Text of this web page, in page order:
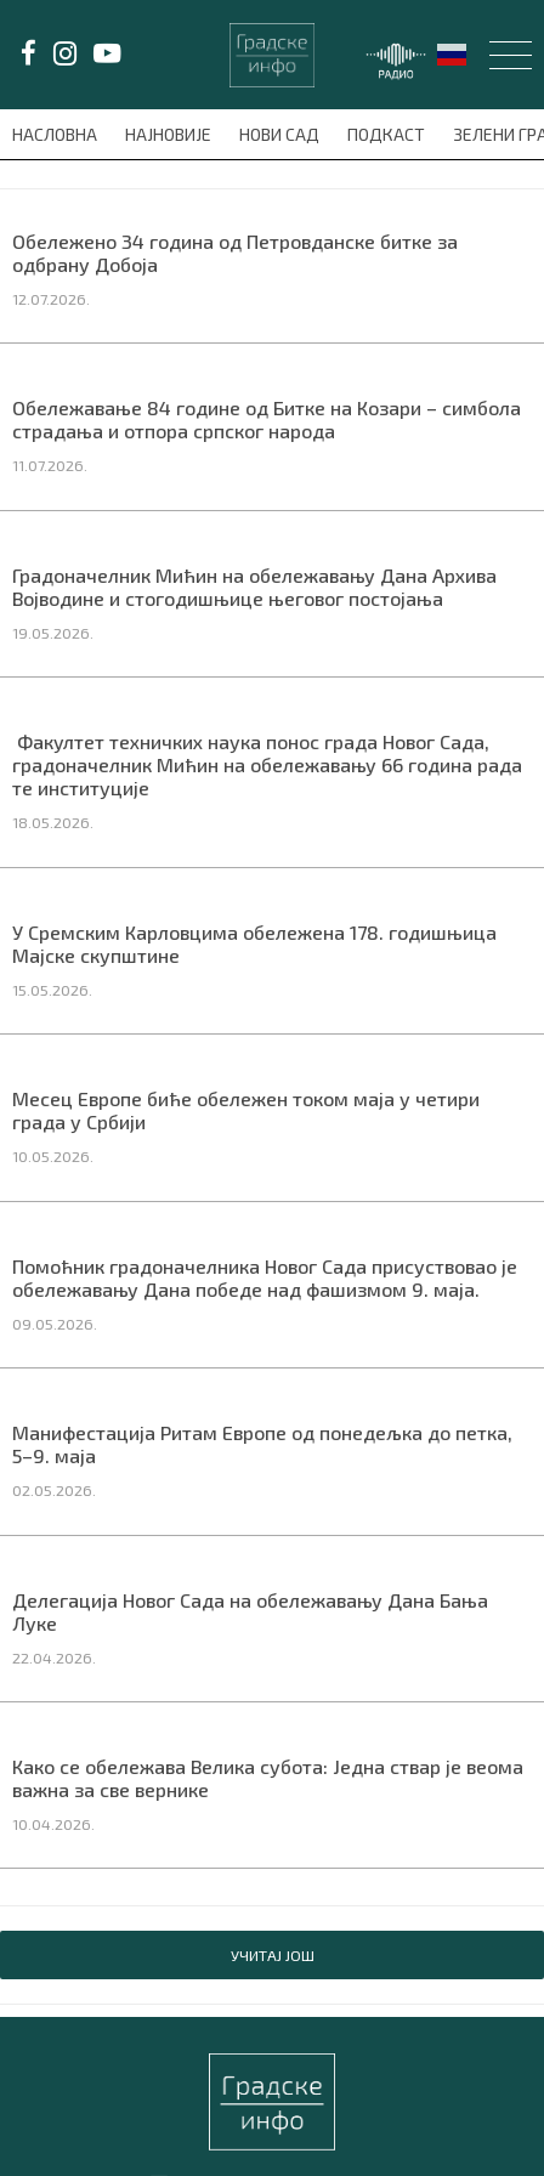
НАСЛОВНА НАЈНОВИЈЕ НОВИ САД ПОДКАСТ ЗЕЛЕНИ
meni'); $this_item = current( wp_filter_object_list(
Обележено 34 година од Петровданске битке за
одбрану Добоја
12.07.2026.
Обележавање 84 године од Битке на Козари – симбола
страдања и отпора српског народа
11.07.2026.
Градоначелник Мићин на обележавању Дана Архива
Војводине и стогодишњице његовог постојања
19.05.2026.
Факултет техничких наука понос града Новог Сада,
градоначелник Мићин на обележавању 66 година рада
те институције
18.05.2026.
У Сремским Карловцима обележена 178. годишњица
Мајске скупштине
15.05.2026.
Месец Европе биће обележен током маја у четири
града у Србији
10.05.2026.
Помоћник градоначелника Новог Сада присуствовао је
обележавању Дана победе над фашизмом 9. маја.
09.05.2026.
Манифестација Ритам Европе од понедељка до петка,
5–9. маја
02.05.2026.
Делегација Новог Сада на обележавању Дана Бања
Луке
22.04.2026.
Како се обележава Велика субота: Једна ствар је веома
важна за све вернике
10.04.2026.
УЧИТАЈ ЈОШ
LAT/ЋИР
НАЈНОВИЈЕ
НОВИ САД
ПОДКАСТ
ЗЕЛЕНИ ГРАД
ВИДЕО
СРБИЈА
СВЕТ
ЖИВОТ И СТИЛ
ПРЕУЗМИТЕ НАШУ АПЛИКАЦИЈУ